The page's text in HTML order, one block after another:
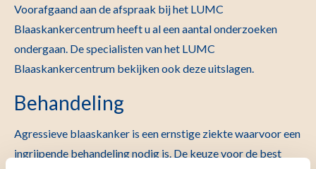
Voorafgaand aan de afspraak bij het LUMC
Blaaskankercentrum heeft u al een aantal onderzoeken
ondergaan. De specialisten van het LUMC
Blaaskankercentrum bekijken ook deze uitslagen.
Behandeling
Agressieve blaaskanker is een ernstige ziekte waarvoor een
ingrijpende behandeling nodig is. De keuze voor de best